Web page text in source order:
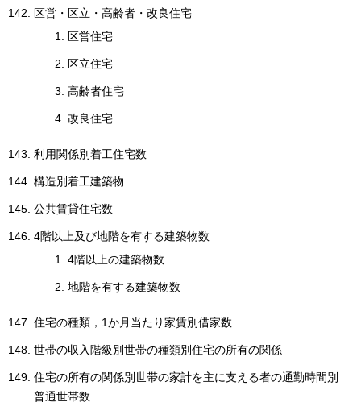
繁體中文区営・区立・高齢者・改良住宅
区営住宅
区立住宅
高齢者住宅
改良住宅
利用関係別着工住宅数
構造別着工建築物
公共賃貸住宅数
4階以上及び地階を有する建築物数
4階以上の建築物数
地階を有する建築物数
住宅の種類，1か月当たり家賃別借家数
世帯の収入階級別世帯の種類別住宅の所有の関係
住宅の所有の関係別世帯の家計を主に支える者の通勤時間別
普通世帯数